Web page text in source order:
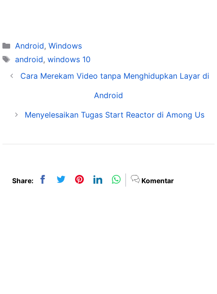
Categories
Android, Windows
Tags
android, windows 10
Cara Merekam Video tanpa Menghidupkan Layar di
Android
Menyelesaikan Tugas Start Reactor di Among Us
Share: Komentar